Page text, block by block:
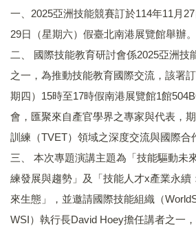
復健組
承辦臺中市視覺障礙教育服務計畫
一、2025亞洲技能競賽訂於114年11月
29日（星期六）假臺北南港展覽館舉辦。
二、 國際技能教育研討會係2025亞洲技
之一，為推動技能教育國際交流，該署
期四）15時至17時假南港展覽館1館
會，匯聚來自產官學界之專家與代表，
訓練（TVET）領域之深度交流與國際合
三、 本次專題演講主題為「技能驅動未
練發展與趨勢」及「技能人才x產業永續
來生態」，並邀請國際技能組織（
WSI）執行長David Hoey擔任講者之一